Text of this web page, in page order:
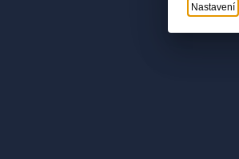
Nastavení